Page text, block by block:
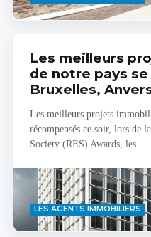
Les meilleurs
de notre pays
Bruxelles,
Les meilleurs projets
récompensés ce soir, lors de
Society (RES) Awards, les...
LES AGENTS IMMOBILIERS